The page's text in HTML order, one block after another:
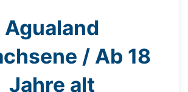
Agualand
/ Ab 18
Jahre alt